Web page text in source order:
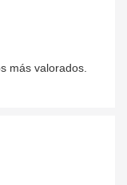
más valorados.